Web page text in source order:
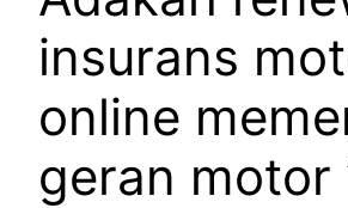
insurans
online
geran motor